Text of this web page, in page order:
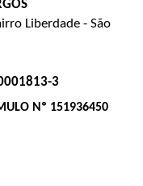
Liberdade - São
3
Nº 151936450